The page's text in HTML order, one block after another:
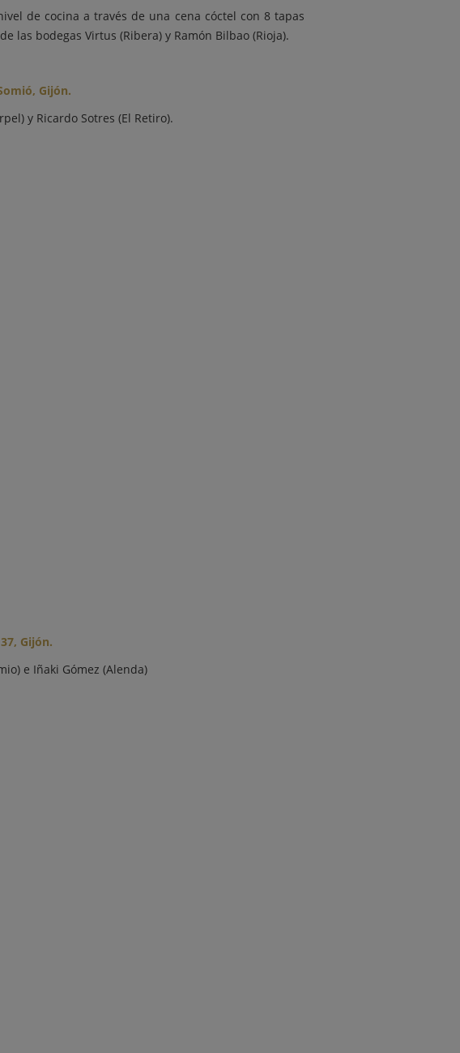
de cocina a través de una cena cóctel con 8 tapas
las bodegas Virtus (Ribera) y Ramón Bilbao (Rioja).
Gijón.
y Ricardo Sotres (El Retiro).
Gijón.
e Iñaki Gómez (Alenda)